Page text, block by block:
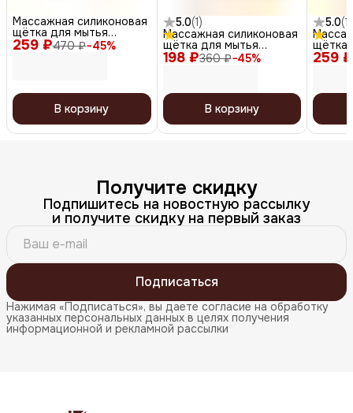
259 ₽470 ₽−45%
Массажная силиконовая
щётка для мытья
головы, розовый
В корзину
5.0(1)
198 ₽360 ₽−45%
Массажная силиконовая
щётка для мытья
головы, желтый
В корзину
5.0(1
259 ₽
щётка
Получите скидку
Подпишитесь на новостную рассылку
и получите скидку на первый заказ
Подписаться
Нажимая «Подписаться», вы даете согласие на обработку
указанных персональных данных в целях получения
информационной и рекламной рассылки